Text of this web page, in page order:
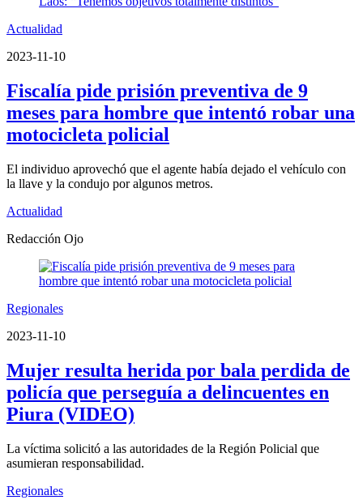
Actualidad
2023-11-10
Fiscalía pide prisión preventiva de 9
meses para hombre que intentó robar una
motocicleta policial
El individuo aprovechó que el agente había dejado el vehículo con
la llave y la condujo por algunos metros.
Actualidad
Redacción Ojo
Regionales
2023-11-10
Mujer resulta herida por bala perdida de
policía que perseguía a delincuentes en
Piura (VIDEO)
La víctima solicitó a las autoridades de la Región Policial que
asumieran responsabilidad.
Regionales